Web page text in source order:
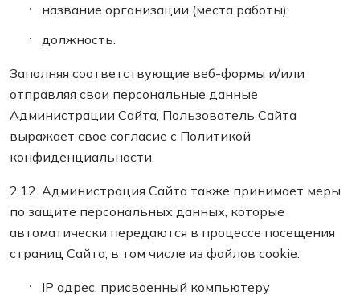
название организации (места работы);
должность.
Заполняя соответствующие веб-формы и/или
отправляя свои персональные данные
Администрации Сайта, Пользователь Сайта
выражает свое согласие с Политикой
конфиденциальности.
2.12. Администрация Сайта также принимает меры
по защите персональных данных, которые
автоматически передаются в процессе посещения
страниц Сайта, в том числе из файлов cookie:
IP адрес, присвоенный компьютеру